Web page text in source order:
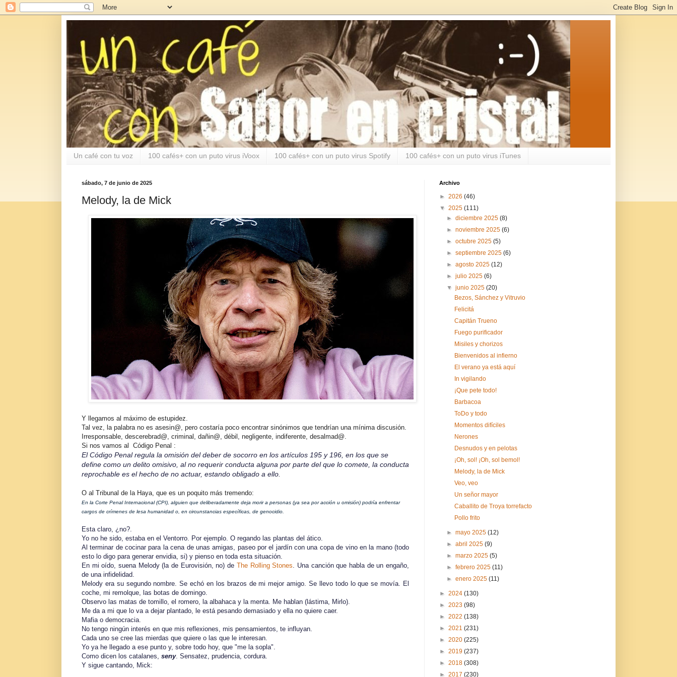
Un café con tu voz 100 cafés+ con un puto virus iVoox 100 cafés+ con un puto virus Spotify 100 cafés+ con un puto virus iTunes
sábado, 7 de junio de 2025
Melody, la de Mick
Y llegamos al máximo de estupidez.
Tal vez, la palabra no es asesin@, pero costaría poco encontrar sinónimos que tendrían una mínima discusión.
Irresponsable, descerebrad@, criminal, dañin@, débil, negligente, indiferente, desalmad@.
Si nos vamos al Código Penal :
El Código Penal regula la omisión del deber de socorro en los artículos 195 y 196, en los que se
define como un delito omisivo, al no requerir conducta alguna por parte del que lo comete, la conducta
reprochable es el hecho de no actuar, estando obligado a ello.
O al Tribunal de la Haya, que es un poquito más tremendo:
En la Corte Penal Internacional (CPI), alguien que deliberadamente deja morir a personas (ya sea por acción u omisión) podría enfrentar
cargos de crímenes de lesa humanidad o, en circunstancias específicas, de genocidio.
Esta claro, ¿no?.
Yo no he sido, estaba en el Ventorro. Por ejemplo. O regando las plantas del ático.
Al terminar de cocinar para la cena de unas amigas, paseo por el jardín con una copa de vino en la mano (todo
esto lo digo para generar envidia, si) y pienso en toda esta situación.
En mi oído, suena Melody (la de Eurovisión, no) de The Rolling Stones. Una canción que habla de un engaño,
de una infidelidad.
Melody era su segundo nombre. Se echó en los brazos de mi mejor amigo. Se llevo todo lo que se movía. El
coche, mi remolque, las botas de domingo.
Observo las matas de tomillo, el romero, la albahaca y la menta. Me hablan (lástima, Mirlo).
Me da a mi que lo va a dejar plantado, le está pesando demasiado y ella no quiere caer.
Mafia o democracia.
No tengo ningún interés en que mis reflexiones, mis pensamientos, te influyan.
Cada uno se cree las mierdas que quiere o las que le interesan.
Yo ya he llegado a ese punto y, sobre todo hoy, que "me la sopla".
Como dicen los catalanes, seny. Sensatez, prudencia, cordura.
Y sigue cantando, Mick:
Archivo
► 2026 (46)
▼ 2025 (111)
►diciembre 2025(8)
►noviembre 2025(6)
►octubre 2025(5)
►septiembre 2025(6)
►agosto 2025(12)
►julio 2025(6)
▼junio 2025(20)
Bezos, Sánchez y Vitruvio
Felicitá
Capitán Trueno
Fuego purificador
Misiles y chorizos
Bienvenidos al infierno
El verano ya está aquí
In vigilando
¡Que pete todo!
Barbacoa
ToDo y todo
Momentos difíciles
Nerones
Desnudos y en pelotas
¡Oh, sol! ¡Oh, sol bemol!
Melody, la de Mick
Veo, veo
Un señor mayor
Caballito de Troya torrefacto
Pollo frito
►mayo 2025(12)
►abril 2025(9)
►marzo 2025(5)
►febrero 2025(11)
►enero 2025(11)
► 2024 (130)
► 2023 (98)
► 2022 (138)
► 2021 (231)
► 2020 (225)
► 2019 (237)
► 2018 (308)
► 2017 (230)